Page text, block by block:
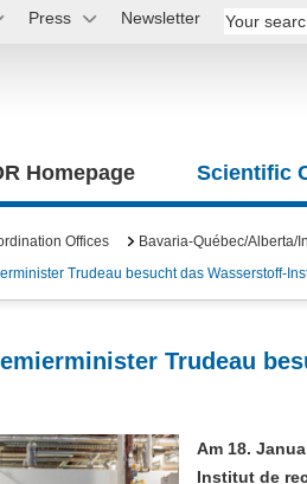
Press Newsletter
Homepage Scientific
Offices
Bavaria-Québec/Alberta/
Trudeau besucht das Wasserstoff-
Trudeau
Am 18.
Institut de